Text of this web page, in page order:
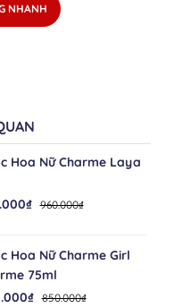
NHANH
Hoa Nữ Charme Laya
960.000₫
Hoa Nữ Charme Girl
75ml
850.000₫